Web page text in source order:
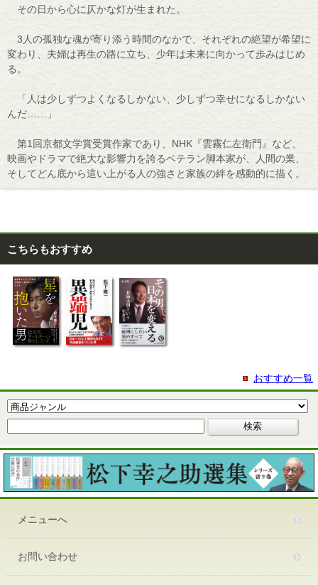
その日から心に仄かな灯が生まれた。
3人の孤独な魂が寄り添う時間のなかで、それぞれの絶望が希望に
変わり、夫婦は再生の路に立ち、少年は未来に向かって歩みはじめ
る。
「人は少しずつよくなるしかない、少しずつ幸せになるしかない
んだ……」
第1回京都文学賞受賞作家であり、NHK『雲霧仁左衛門』など、
映画やドラマで絶大な影響力を誇るベテラン脚本家が、人間の業、
そしてどん底から這い上がる人の強さと家族の絆を感動的に描く。
こちらもおすすめ
おすすめ一覧
メニューへ
お問い合わせ